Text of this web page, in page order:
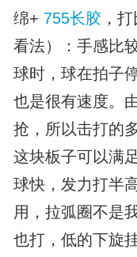
绵+ 755长胶，打
看法）：手感比
球时，球在拍子
也是很有速度。
抢，所以击打的
这块板子可以满
球快，发力打半
用，拉弧圈不是
也打，低的下旋